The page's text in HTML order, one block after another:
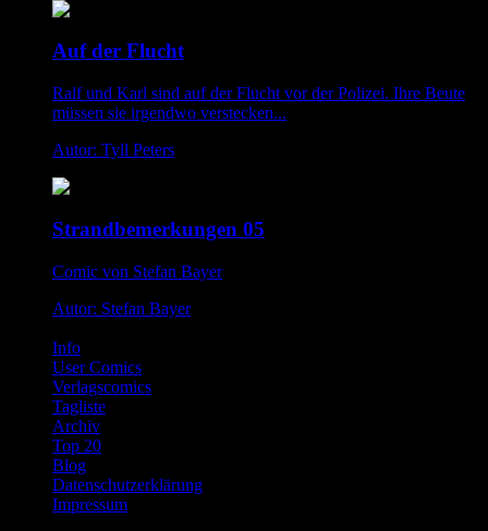
Auf der Flucht
Ralf und Karl sind auf der Flucht vor der Polizei. Ihre Beute
müssen sie irgendwo verstecken...
Autor: Tyll Peters
Strandbemerkungen 05
Comic von Stefan Bayer
Autor: Stefan Bayer
Info
User Comics
Verlagscomics
Tagliste
Archiv
Top 20
Blog
Datenschutzerklärung
Impressum